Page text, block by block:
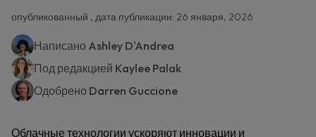
опубликованный , дата публикации: 26 января, 2026
Написано Ashley D'Andrea
Под редакцией Kaylee Palak
Одобрено Darren Guccione
Облачные технологии ускоряют инновации и